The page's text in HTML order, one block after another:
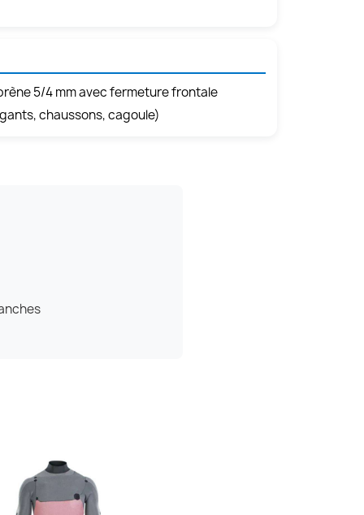
5/4 mm avec fermeture frontale
chaussons, cagoule)